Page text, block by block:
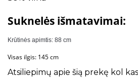
Suknelės išmatavimai:
Krūtinės apimtis: 88 cm
Visas ilgis: 145 cm
Atsiliepimų apie šią prekę kol